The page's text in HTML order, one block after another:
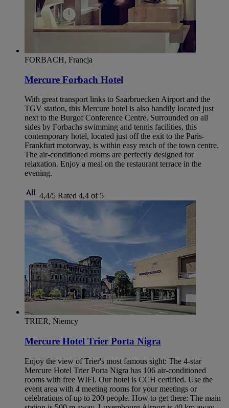
FORBACH, Francja
Mercure Forbach Hotel
With great transport links to Saarbruecken Airport and the
TGV station, this Mercure hotel is also handily located just
next to the Burgof Conference Centre. Surrounded on all
sides by Forbachs swimming and tennis facilities, this
contemporary hotel, located just off the exit to the Paris-
Frankfurt motorway, is within easy reach of the town centre.
The air-conditioned rooms are perfectly designed for
relaxation. Enjoy a meal on the restaurant terrace in the
evening.
4,4/5 Rated 4,4 of 5
TRIER, Niemcy
Mercure Hotel Trier Porta Nigra
Enjoy the view of Trier's most famous sight: The 4-star
Mercure Hotel Trier Porta Nigra has 106 air-conditioned
rooms with free WIFI. Our hotel is CCH certified. Use the
event area with 4 meeting rooms for your meetings or
celebrations of up to 200 people. How to get there: The main